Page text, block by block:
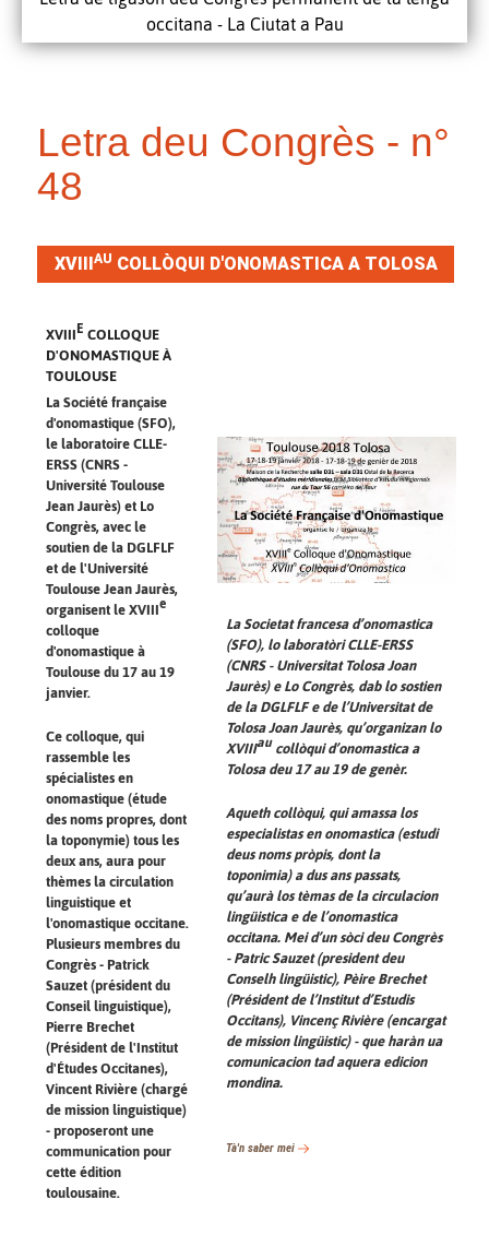
occitana - La Ciutat a Pau
Letra deu Congrès - n°
48
XVIIIAU COLLÒQUI D'ONOMASTICA A TOLOSA
XVIIIE COLLOQUE
D'ONOMASTIQUE À
TOULOUSE
La Société française
d'onomastique (SFO),
le laboratoire CLLE-
ERSS (CNRS -
Université Toulouse
Jean Jaurès) et Lo
Congrès, avec le
soutien de la DGLFLF
et de l'Université
Toulouse Jean Jaurès,
organisent le XVIIIe
colloque
d'onomastique à
Toulouse du 17 au 19
janvier.
Ce colloque, qui
rassemble les
spécialistes en
onomastique (étude
des noms propres, dont
la toponymie) tous les
deux ans, aura pour
thèmes la circulation
linguistique et
l'onomastique occitane.
Plusieurs membres du
Congrès - Patrick
Sauzet (président du
Conseil linguistique),
Pierre Brechet
(Président de l'Institut
d'Études Occitanes),
Vincent Rivière (chargé
de mission linguistique)
- proposeront une
communication pour
cette édition
toulousaine.
La Societat francesa d’onomastica
(SFO), lo laboratòri CLLE-ERSS
(CNRS - Universitat Tolosa Joan
Jaurès) e Lo Congrès, dab lo sostien
de la DGLFLF e de l’Universitat de
Tolosa Joan Jaurès, qu’organizan lo
XVIIIau collòqui d’onomastica a
Tolosa deu 17 au 19 de genèr.
Aqueth collòqui, qui amassa los
especialistas en onomastica (estudi
deus noms pròpis, dont la
toponimia) a dus ans passats,
qu’aurà los tèmas de la circulacion
lingüistica e de l’onomastica
occitana. Mei d’un sòci deu Congrès
- Patric Sauzet (president deu
Conselh lingüistic), Pèire Brechet
(Président de l’Institut d’Estudis
Occitans), Vincenç Rivière (encargat
de mission lingüistic) - que haràn ua
comunicacion tad aquera edicion
mondina.
Tà'n saber mei